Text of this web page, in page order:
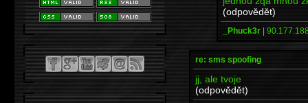
(odpovědět)
_Phuck3r |
re: sms spoofing
jj, ale tvoje
(odpovědět)